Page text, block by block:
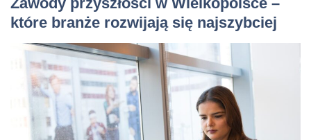
które branże rozwijają się najszybciej